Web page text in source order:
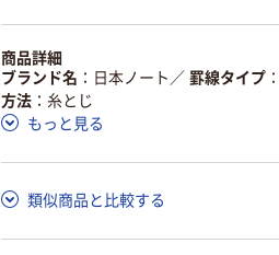
商品詳細
ブランド名
日本ノート ／ 罫線タイプ
方法
糸とじ
もっと見る
類似商品と比較する